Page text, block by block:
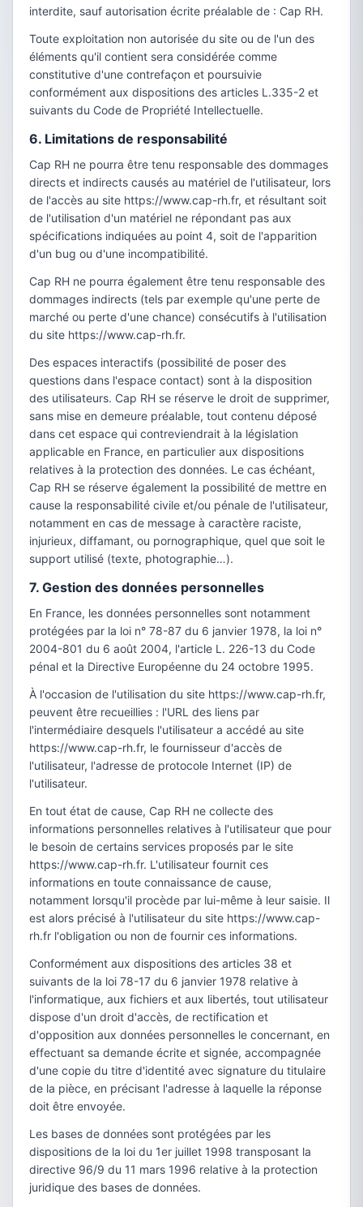
interdite, sauf autorisation écrite préalable de : Cap RH.
Toute exploitation non autorisée du site ou de l'un des
éléments qu'il contient sera considérée comme
constitutive d'une contrefaçon et poursuivie
conformément aux dispositions des articles L.335-2 et
suivants du Code de Propriété Intellectuelle.
6. Limitations de responsabilité
Cap RH ne pourra être tenu responsable des dommages
directs et indirects causés au matériel de l'utilisateur, lors
de l'accès au site https://www.cap-rh.fr, et résultant soit
de l'utilisation d'un matériel ne répondant pas aux
spécifications indiquées au point 4, soit de l'apparition
d'un bug ou d'une incompatibilité.
Cap RH ne pourra également être tenu responsable des
dommages indirects (tels par exemple qu'une perte de
marché ou perte d'une chance) consécutifs à l'utilisation
du site https://www.cap-rh.fr.
Des espaces interactifs (possibilité de poser des
questions dans l'espace contact) sont à la disposition
des utilisateurs. Cap RH se réserve le droit de supprimer,
sans mise en demeure préalable, tout contenu déposé
dans cet espace qui contreviendrait à la législation
applicable en France, en particulier aux dispositions
relatives à la protection des données. Le cas échéant,
Cap RH se réserve également la possibilité de mettre en
cause la responsabilité civile et/ou pénale de l'utilisateur,
notamment en cas de message à caractère raciste,
injurieux, diffamant, ou pornographique, quel que soit le
support utilisé (texte, photographie…).
7. Gestion des données personnelles
En France, les données personnelles sont notamment
protégées par la loi n° 78-87 du 6 janvier 1978, la loi n°
2004-801 du 6 août 2004, l'article L. 226-13 du Code
pénal et la Directive Européenne du 24 octobre 1995.
À l'occasion de l'utilisation du site https://www.cap-rh.fr,
peuvent être recueillies : l'URL des liens par
l'intermédiaire desquels l'utilisateur a accédé au site
https://www.cap-rh.fr, le fournisseur d'accès de
l'utilisateur, l'adresse de protocole Internet (IP) de
l'utilisateur.
En tout état de cause, Cap RH ne collecte des
informations personnelles relatives à l'utilisateur que pour
le besoin de certains services proposés par le site
https://www.cap-rh.fr. L'utilisateur fournit ces
informations en toute connaissance de cause,
notamment lorsqu'il procède par lui-même à leur saisie. Il
est alors précisé à l'utilisateur du site https://www.cap-
rh.fr l'obligation ou non de fournir ces informations.
Conformément aux dispositions des articles 38 et
suivants de la loi 78-17 du 6 janvier 1978 relative à
l'informatique, aux fichiers et aux libertés, tout utilisateur
dispose d'un droit d'accès, de rectification et
d'opposition aux données personnelles le concernant, en
effectuant sa demande écrite et signée, accompagnée
d'une copie du titre d'identité avec signature du titulaire
de la pièce, en précisant l'adresse à laquelle la réponse
doit être envoyée.
Les bases de données sont protégées par les
dispositions de la loi du 1er juillet 1998 transposant la
directive 96/9 du 11 mars 1996 relative à la protection
juridique des bases de données.